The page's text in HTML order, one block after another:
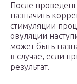
После
назначить
стимуляции
овуляции
может быть
в случае, если
результат.